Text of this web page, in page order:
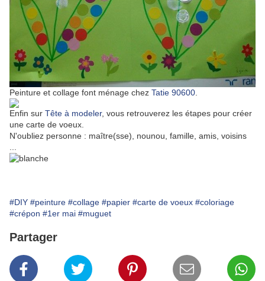
Peinture et collage font ménage chez Tatie 90600
Enfin sur Tête à modeler, vous retrouverez les étapes pour créer
une carte de voeux.
N'oubliez personne : maître(sse), nounou, famille, amis, voisins
#DIY #peinture #collage #papier #carte de voeux #coloriage
#crépon #1er mai #muguet
Partager